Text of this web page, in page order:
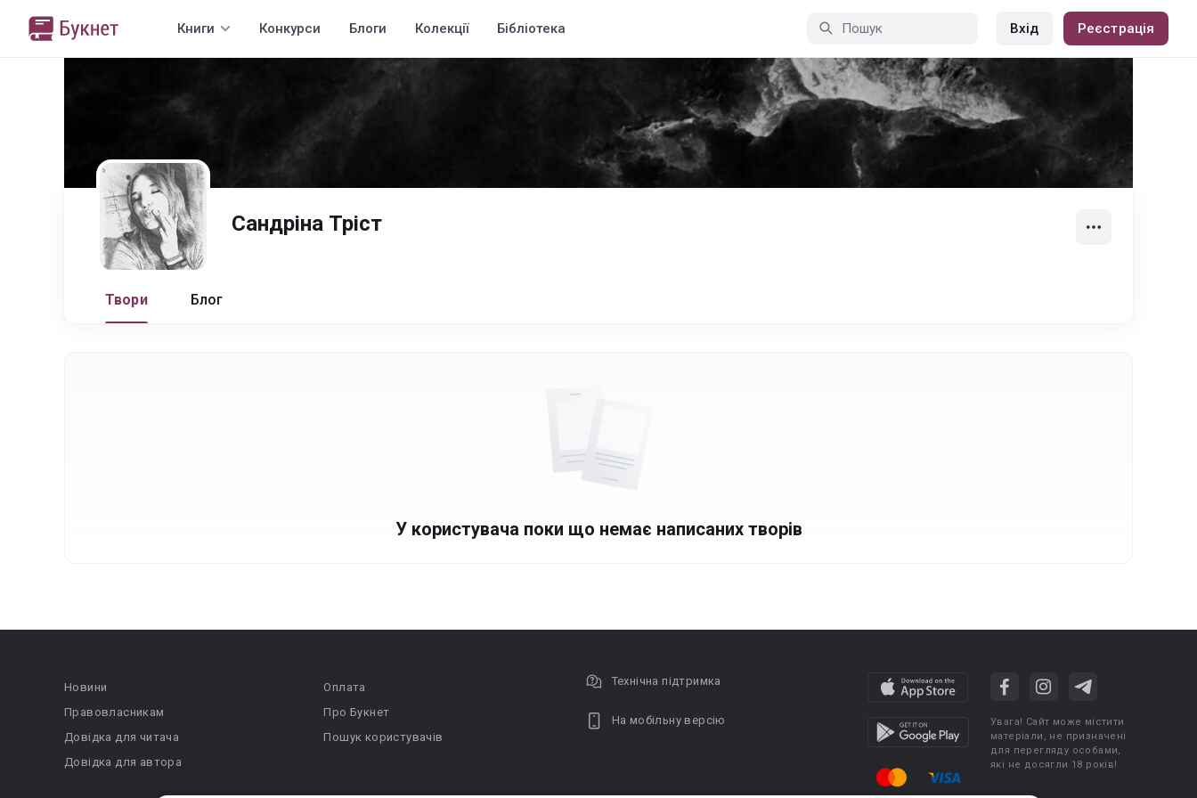
Книги Конкурси Блоги Колекції Бібліотека Вхід Реєстрація
Сандріна Тріст
Твори Блог
У користувача поки що немає написаних творів
Новини
Правовласникам
Довідка для читача
Довідка для автора
Оплата
Про Букнет
Пошук користувачів
Технічна підтримка
На мобільну версію
Увага! Сайт може містити
матеріали, не призначені
для перегляду особами,
які не досягли 18 років!